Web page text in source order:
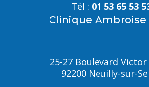
Tél : 01 53 65 53
Clinique Ambroise
25-27 Boulevard Victor
92200 Neuilly-sur-